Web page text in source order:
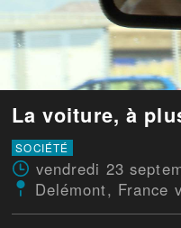
La voiture, à
SOCIÉTÉ
vendredi 23
Delémont, France